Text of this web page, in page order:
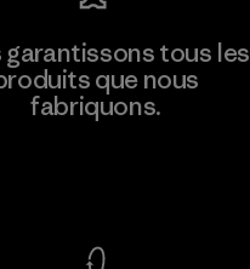
garantissons tous les
que nous
fabriquons.